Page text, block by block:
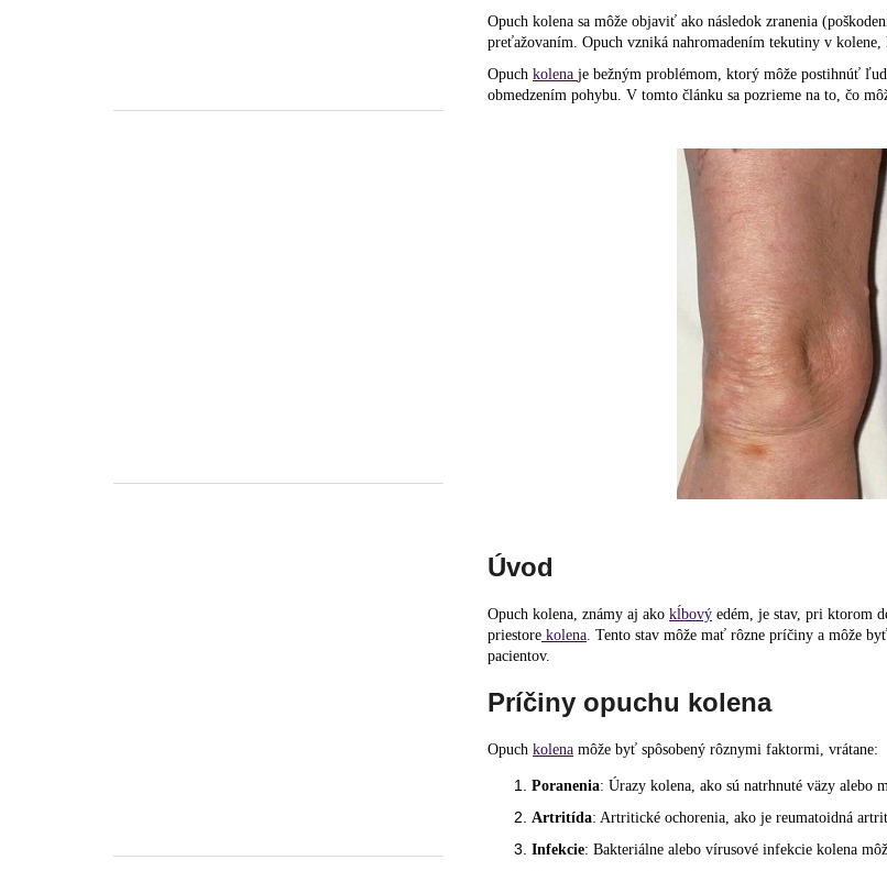
Opuch kolena sa môže objaviť ako následok zranenia
preťažovaním. Opuch vzniká nahromadením tekutiny v
Opuch kolena je bežným problémom, ktorý môže postihnúť
obmedzením pohybu. V tomto článku sa pozrieme na to, čo
Úvod
Opuch kolena, známy aj ako kĺbový edém, je stav, pri ktorom
priestore kolena. Tento stav môže mať rôzne príčiny a môže
pacientov.
Príčiny opuchu kolena
Opuch kolena môže byť spôsobený rôznymi faktormi, vrátane:
Poranenia: Úrazy kolena, ako sú natrhnuté väzy alebo
Artritída: Artritické ochorenia, ako je reumatoidná
Infekcie: Bakteriálne alebo vírusové infekcie kolena